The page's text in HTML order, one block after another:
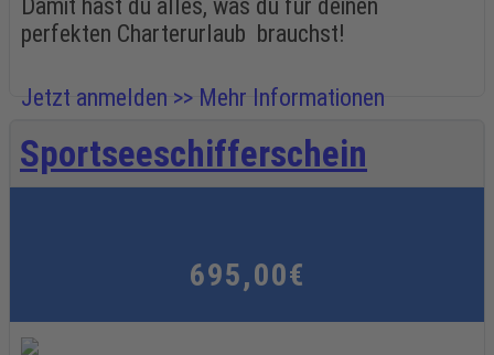
Damit hast du alles, was du für deinen
perfekten Charterurlaub brauchst!
Jetzt anmelden >> Mehr Informationen
Sportseeschifferschein
695,00€